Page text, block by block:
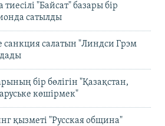
"Байсат" базары бір
сатылды
санкция салатын "Линдси Грэм
бір бөлігін "Қазақстан,
көшірмек"
қызметі "Русская община"